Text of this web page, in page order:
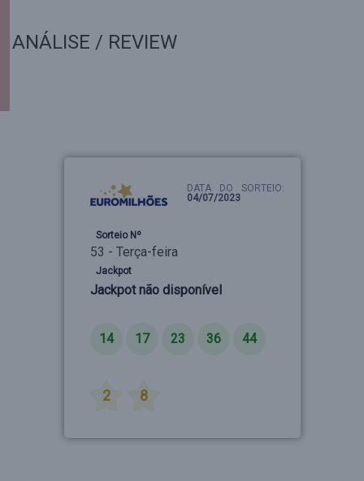
ANÁLISE / REVIEW
DATA DO SORTEIO:
04/07/2023
Sorteio Nº
53 - Terça-feira
Jackpot
Jackpot não disponível
14 17 23 36 44
2 8